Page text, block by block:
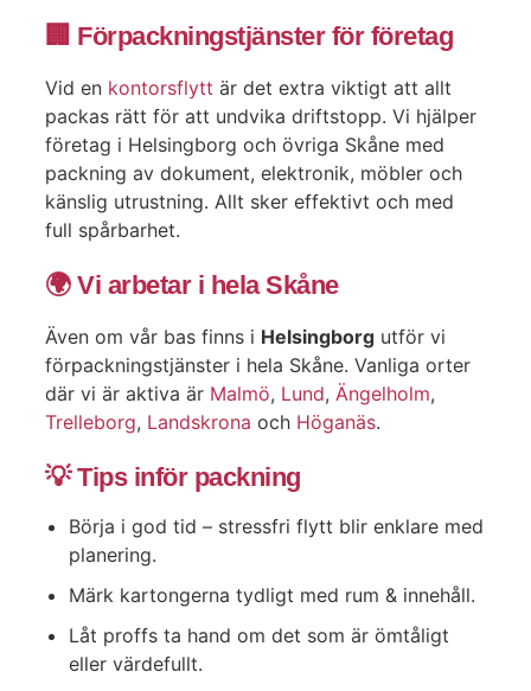
🏢 Förpackningstjänster för företag
Vid en kontorsflytt är det extra viktigt att allt
packas rätt för att undvika driftstopp. Vi hjälper
företag i Helsingborg och övriga Skåne med
packning av dokument, elektronik, möbler och
känslig utrustning. Allt sker effektivt och med
full spårbarhet.
🌍 Vi arbetar i hela Skåne
Även om vår bas finns i Helsingborg utför vi
förpackningstjänster i hela Skåne. Vanliga orter
där vi är aktiva är Malmö, Lund, Ängelholm,
Trelleborg, Landskrona och Höganäs.
💡 Tips inför packning
Börja i god tid – stressfri flytt blir enklare med
planering.
Märk kartongerna tydligt med rum & innehåll.
Låt proffs ta hand om det som är ömtåligt
eller värdefullt.